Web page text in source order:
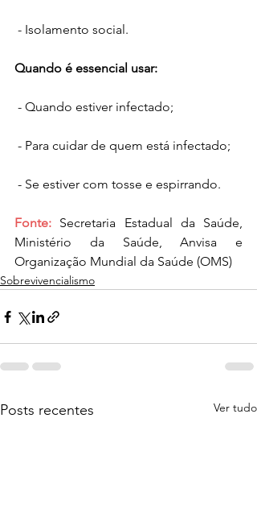
- Isolamento social.
Quando é essencial usar:
- Quando estiver infectado;
- Para cuidar de quem está infectado;
- Se estiver com tosse e espirrando.
Fonte: Secretaria Estadual da Saúde,
Ministério da Saúde, Anvisa e
Organização Mundial da Saúde (OMS)
Sobrevivencialismo
Posts recentes Ver tudo